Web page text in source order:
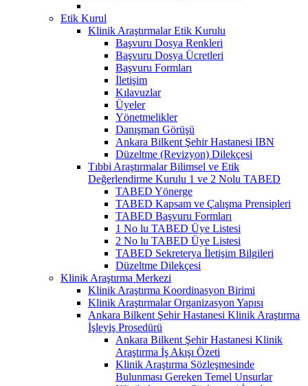
Etik Kurul
Klinik Araştırmalar Etik Kurulu
Başvuru Dosya Renkleri
Başvuru Dosya Ücretleri
Başvuru Formları
İletişim
Kılavuzlar
Üyeler
Yönetmelikler
Danışman Görüşü
Ankara Bilkent Şehir Hastanesi IBN
Düzeltme (Revizyon) Dilekçesi
Tıbbi Araştırmalar Bilimsel ve Etik
Değerlendirme Kurulu 1 ve 2 Nolu TABED
TABED Yönerge
TABED Kapsam ve Çalışma Prensipleri
TABED Başvuru Formları
1 No lu TABED Üye Listesi
2 No lu TABED Üye Listesi
TABED Sekreterya İletişim Bilgileri
Düzeltme Dilekçesi
Klinik Araştırma Merkezi
Klinik Araştırma Koordinasyon Birimi
Klinik Araştırmalar Organizasyon Yapısı
Ankara Bilkent Şehir Hastanesi Klinik Araştırma
İşleyiş Prosedürü
Ankara Bilkent Şehir Hastanesi Klinik
Araştırma İş Akışı Özeti
Klinik Araştırma Sözleşmesinde
Bulunması Gereken Temel Unsurlar